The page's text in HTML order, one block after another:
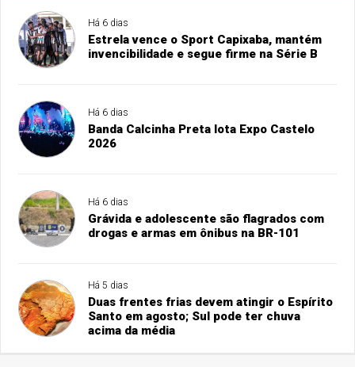
Há 6 dias
Estrela vence o Sport Capixaba, mantém
invencibilidade e segue firme na Série B
Há 6 dias
Banda Calcinha Preta lota Expo Castelo
2026
Há 6 dias
Grávida e adolescente são flagrados com
drogas e armas em ônibus na BR-101
Há 5 dias
Duas frentes frias devem atingir o Espírito
Santo em agosto; Sul pode ter chuva
acima da média